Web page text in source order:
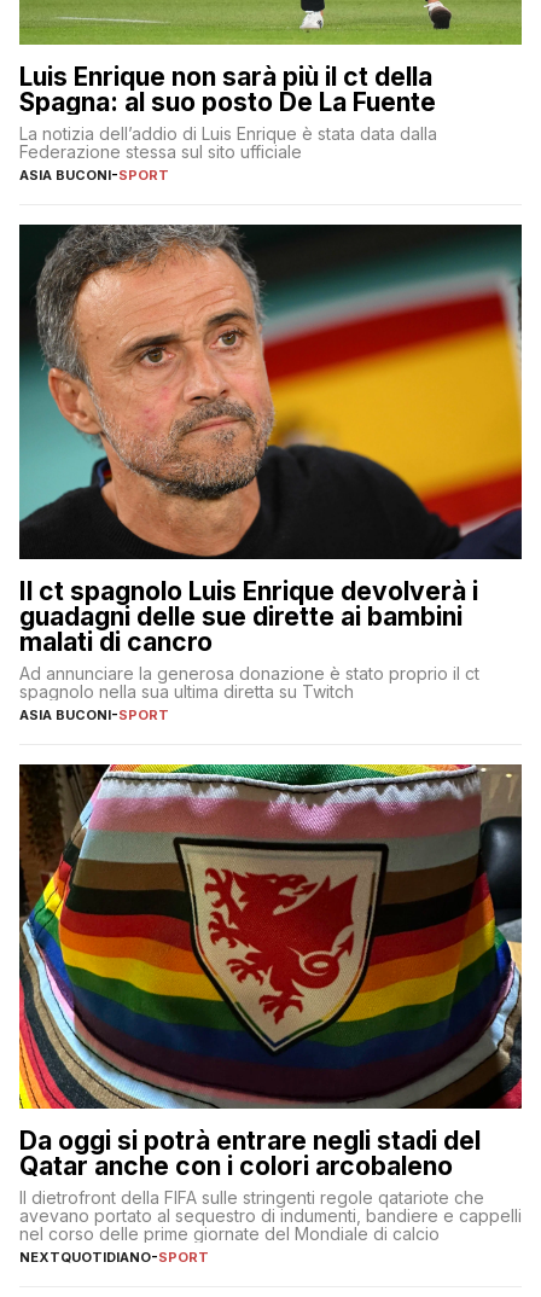
Luis Enrique non sarà più il ct della
Spagna: al suo posto De La Fuente
La notizia dell’addio di Luis Enrique è stata data dalla
Federazione stessa sul sito ufficiale
ASIA BUCONI-SPORT
Il ct spagnolo Luis Enrique devolverà i
guadagni delle sue dirette ai bambini
malati di cancro
Ad annunciare la generosa donazione è stato proprio il ct
spagnolo nella sua ultima diretta su Twitch
ASIA BUCONI-SPORT
Da oggi si potrà entrare negli stadi del
Qatar anche con i colori arcobaleno
Il dietrofront della FIFA sulle stringenti regole qatariote che
avevano portato al sequestro di indumenti, bandiere e cappelli
nel corso delle prime giornate del Mondiale di calcio
NEXTQUOTIDIANO-SPORT